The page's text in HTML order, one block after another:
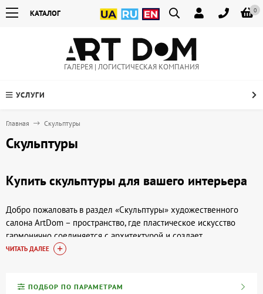
0
КАТАЛОГ
ГАЛЕРЕЯ | ЛОГИСТИЧЕСКАЯ КОМПАНИЯ
УСЛУГИ
Главная Скульптуры
Скульптуры
Купить скульптуры для вашего интерьера
Добро пожаловать в раздел «Скульптуры» художественного
салона ArtDom – пространство, где пластическое искусство
гармонично соединяется с архитектурой и создает
незабываемую атмосферу. Скульптуры способны оживить любое
советских (УССР и СССР) и современных скульпторов,
ЧИТАТЬ ДАЛЕЕ
ПОДБОР ПО ПАРАМЕТРАМ